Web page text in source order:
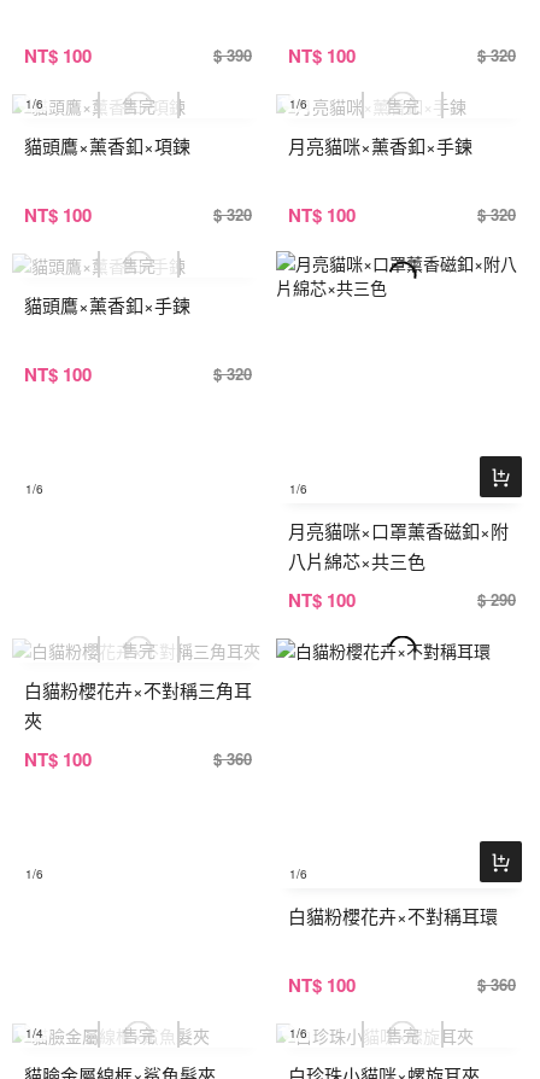
NT$ 100 $ 390 NT$ 100 $ 320
1/6
貓頭鷹×薰香釦×項鍊
NT$ 100 $ 320
1/6
月亮貓咪×薰香釦×手鍊
NT$ 100 $ 320
1/6
貓頭鷹×薰香釦×手鍊
NT$ 100 $ 320
1/6
月亮貓咪×口罩薰香磁釦×附
八片綿芯×共三色
NT$ 100 $ 290
1/6
白貓粉櫻花卉×不對稱三角耳
夾
NT$ 100 $ 360
1/6
白貓粉櫻花卉×不對稱耳環
NT$ 100 $ 360
1/4 1/6